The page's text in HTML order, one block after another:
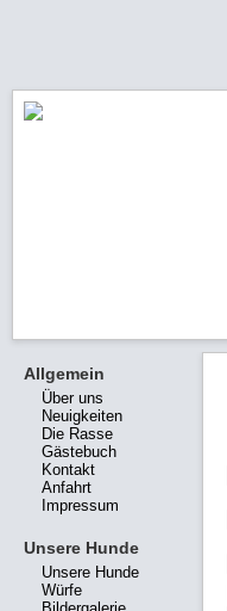
Allgemein
Über uns
Neuigkeiten
Die Rasse
Gästebuch
Kontakt
Anfahrt
Impressum
Unsere Hunde
Unsere Hunde
Würfe